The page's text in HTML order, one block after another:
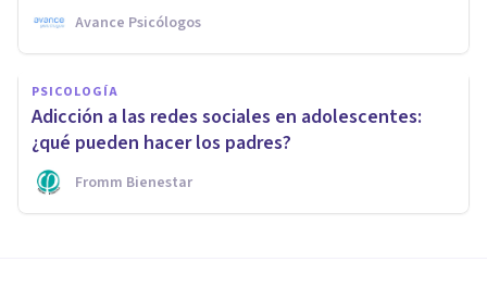
Avance Psicólogos
PSICOLOGÍA
Adicción a las redes sociales en adolescentes:
¿qué pueden hacer los padres?
Fromm Bienestar